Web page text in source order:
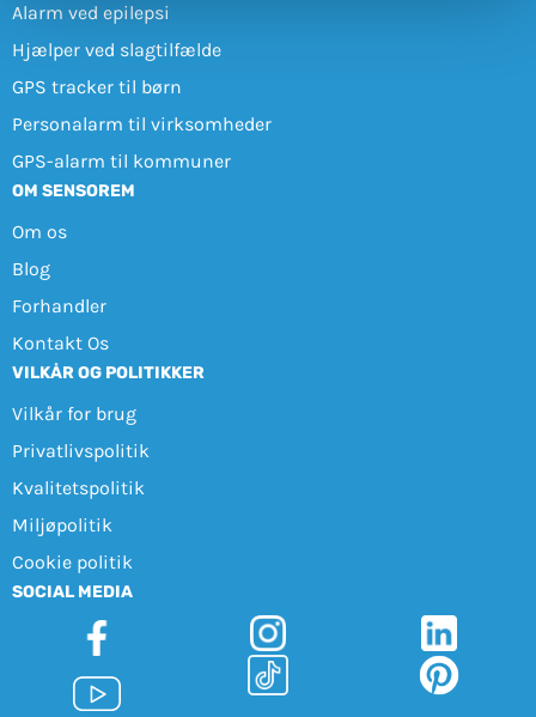
Alarm ved epilepsi
Hjælper ved slagtilfælde
GPS tracker til børn
Personalarm til virksomheder
GPS-alarm til kommuner
OM SENSOREM
Om os
Blog
Forhandler
Kontakt Os
VILKÅR OG POLITIKKER
Vilkår for brug
Privatlivspolitik
Kvalitetspolitik
Miljøpolitik
Cookie politik
SOCIAL MEDIA